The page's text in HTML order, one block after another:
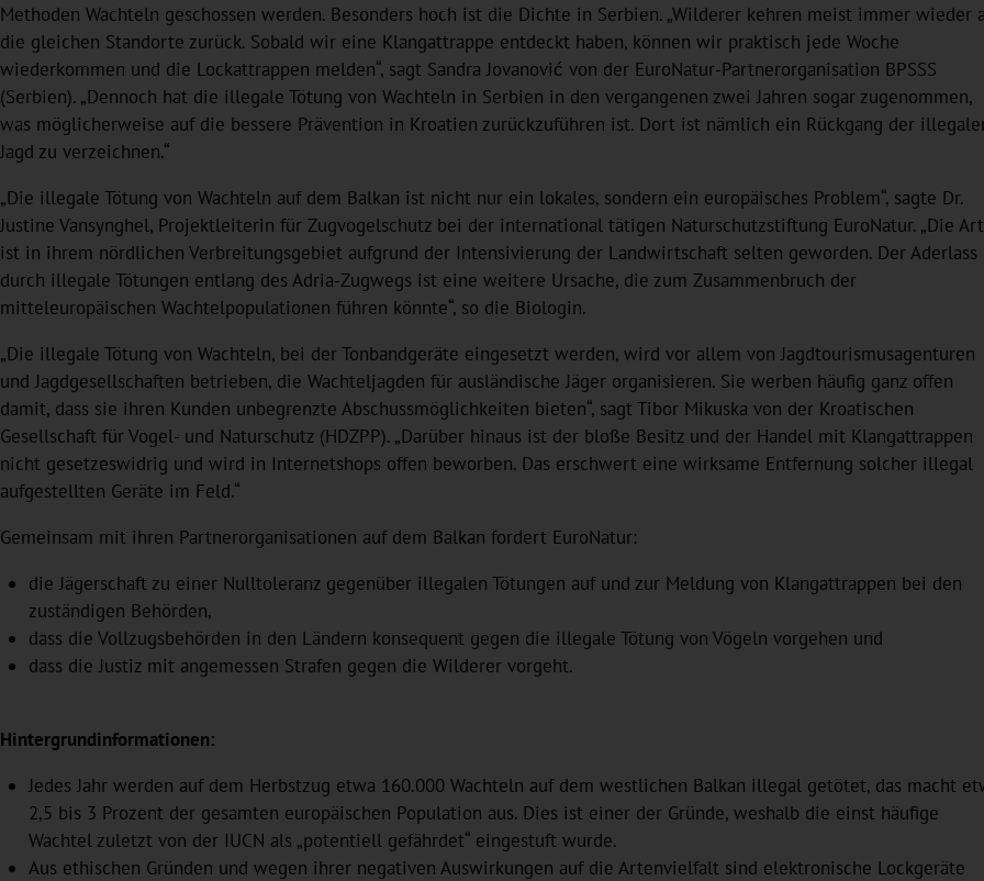
Methoden Wachteln geschossen werden. Besonders hoch ist die Dichte in Serbien. „Wilderer kehren meist immer wieder
die gleichen Standorte zurück. Sobald wir eine Klangattrappe entdeckt haben, können wir praktisch jede Woche
wiederkommen und die Lockattrappen melden“, sagt Sandra Jovanović von der EuroNatur-Partnerorganisation BPSSS
(Serbien). „Dennoch hat die illegale Tötung von Wachteln in Serbien in den vergangenen zwei Jahren sogar zugenommen,
was möglicherweise auf die bessere Prävention in Kroatien zurückzuführen ist. Dort ist nämlich ein Rückgang der
Jagd zu verzeichnen.“
„Die illegale Tötung von Wachteln auf dem Balkan ist nicht nur ein lokales, sondern ein europäisches Problem“, sagte Dr.
Justine Vansynghel, Projektleiterin für Zugvogelschutz bei der international tätigen Naturschutzstiftung EuroNatur. „Die Art
ist in ihrem nördlichen Verbreitungsgebiet aufgrund der Intensivierung der Landwirtschaft selten geworden. Der Aderlass
durch illegale Tötungen entlang des Adria-Zugwegs ist eine weitere Ursache, die zum Zusammenbruch der
mitteleuropäischen Wachtelpopulationen führen könnte“, so die Biologin.
„Die illegale Tötung von Wachteln, bei der Tonbandgeräte eingesetzt werden, wird vor allem von Jagdtourismusagenturen
und Jagdgesellschaften betrieben, die Wachteljagden für ausländische Jäger organisieren. Sie werben häufig ganz offen
damit, dass sie ihren Kunden unbegrenzte Abschussmöglichkeiten bieten“, sagt Tibor Mikuska von der Kroatischen
Gesellschaft für Vogel- und Naturschutz (HDZPP). „Darüber hinaus ist der bloße Besitz und der Handel mit Klangattrappen
nicht gesetzeswidrig und wird in Internetshops offen beworben. Das erschwert eine wirksame Entfernung solcher illegal
aufgestellten Geräte im Feld.“
Gemeinsam mit ihren Partnerorganisationen auf dem Balkan fordert EuroNatur:
die Jägerschaft zu einer Nulltoleranz gegenüber illegalen Tötungen auf und zur Meldung von Klangattrappen bei den
zuständigen Behörden,
dass die Vollzugsbehörden in den Ländern konsequent gegen die illegale Tötung von Vögeln vorgehen und
dass die Justiz mit angemessen Strafen gegen die Wilderer vorgeht.
Hintergrundinformationen:
Jedes Jahr werden auf dem Herbstzug etwa 160.000 Wachteln auf dem westlichen Balkan illegal getötet, das macht
2,5 bis 3 Prozent der gesamten europäischen Population aus. Dies ist einer der Gründe, weshalb die einst häufige
Wachtel zuletzt von der IUCN als „potentiell gefährdet“ eingestuft wurde.
Aus ethischen Gründen und wegen ihrer negativen Auswirkungen auf die Artenvielfalt sind elektronische Lockgeräte